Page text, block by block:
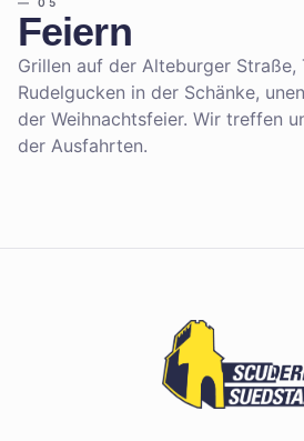
— 05
Feiern
Grillen auf der Alteburger Straße,
Rudelgucken in der Schänke,
der Weihnachtsfeier. Wir treffen
der Ausfahrten.